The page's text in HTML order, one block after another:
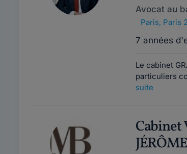
Avocat au
Paris, Paris
7 années
Le cabinet
particuliers
suite
Cabinet